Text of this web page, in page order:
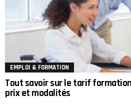
EMPLOI & FORMATION
Tout savoir sur le tarif formation
prix et modalités